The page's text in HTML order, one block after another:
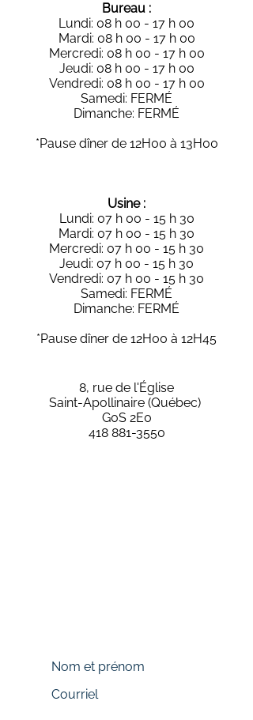
Bureau :
Lundi: 08 h 00 - 17 h 00
Mardi: 08 h 00 - 17 h 00
Mercredi: 08 h 00 - 17 h 00
Jeudi: 08 h 00 - 17 h 00
Vendredi: 08 h 00 - 17 h 00
Samedi: FERMÉ
Dimanche: FERMÉ
*Pause dîner de 12H00 à 13H00
Usine :
Lundi: 07 h 00 - 15 h 30
Mardi: 07 h 00 - 15 h 30
Mercredi: 07 h 00 - 15 h 30
Jeudi: 07 h 00 - 15 h 30
Vendredi: 07 h 00 - 15 h 30
Samedi: FERMÉ
Dimanche: FERMÉ
*Pause dîner de 12H00 à 12H45
8, rue de l'Église
Saint-Apollinaire (Québec)
G0S 2E0
418 881-3550